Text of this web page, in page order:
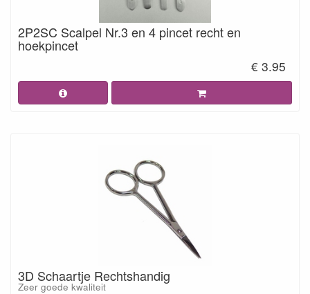
2P2SC Scalpel Nr.3 en 4 pincet recht en
hoekpincet
€ 3.95
3D Schaartje Rechtshandig
Zeer goede kwaliteit